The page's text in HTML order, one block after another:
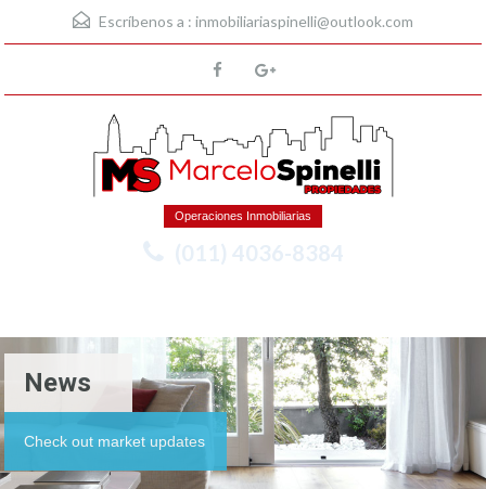
Escríbenos a : inmobiliariaspinelli@outlook.com
Operaciones Inmobiliarias
(011) 4036-8384
News
Check out market updates